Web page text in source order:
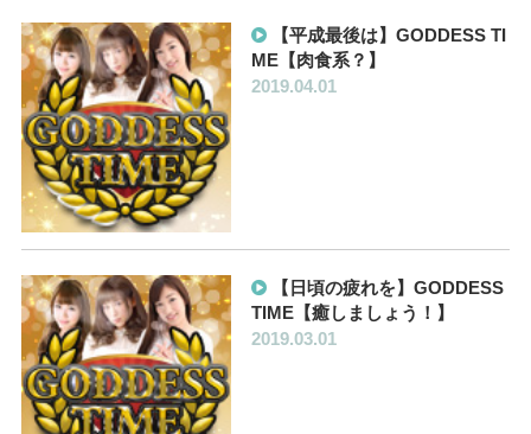
【平成最後は】GODDESS TI
ME【肉食系？】
2019.04.01
【日頃の疲れを】GODDESS
TIME【癒しましょう！】
2019.03.01